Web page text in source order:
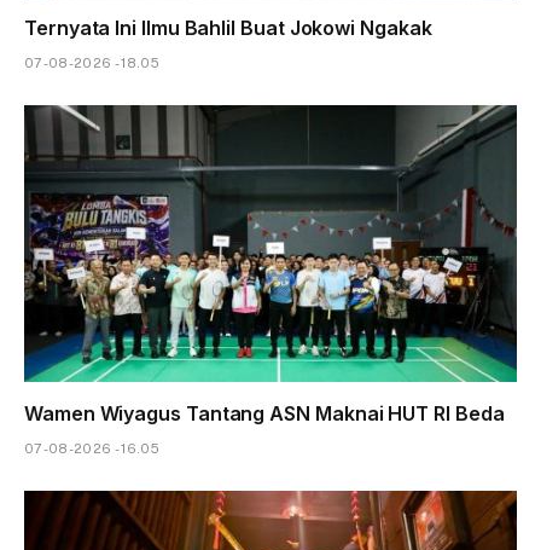
Ternyata Ini Ilmu Bahlil Buat Jokowi Ngakak
07-08-2026 - 18.05
Wamen Wiyagus Tantang ASN Maknai HUT RI Beda
07-08-2026 - 16.05